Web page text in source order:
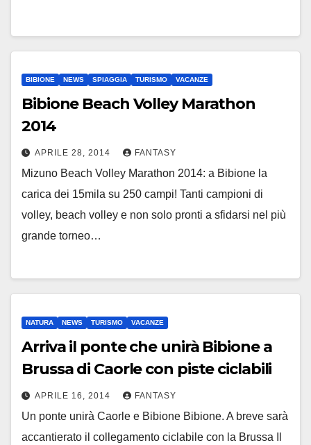
BIBIONE NEWS SPIAGGIA TURISMO VACANZE
Bibione Beach Volley Marathon
2014
APRILE 28, 2014 FANTASY
Mizuno Beach Volley Marathon 2014: a Bibione la
carica dei 15mila su 250 campi! Tanti campioni di
volley, beach volley e non solo pronti a sfidarsi nel più
grande torneo…
NATURA NEWS TURISMO VACANZE
Arriva il ponte che unirà Bibione a
Brussa di Caorle con piste ciclabili
APRILE 16, 2014 FANTASY
Un ponte unirà Caorle e Bibione Bibione. A breve sarà
accantierato il collegamento ciclabile con la Brussa Il